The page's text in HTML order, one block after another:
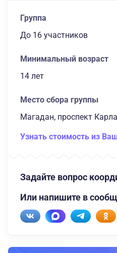
Группа
до 16 участников
Минимальный возраст
14 лет
Место сбора группы
Магадан, проспект
Узнать стоимость из
Задайте вопрос
Или напишите в